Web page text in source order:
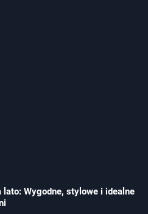
lato: Wygodne, stylowe i idealne